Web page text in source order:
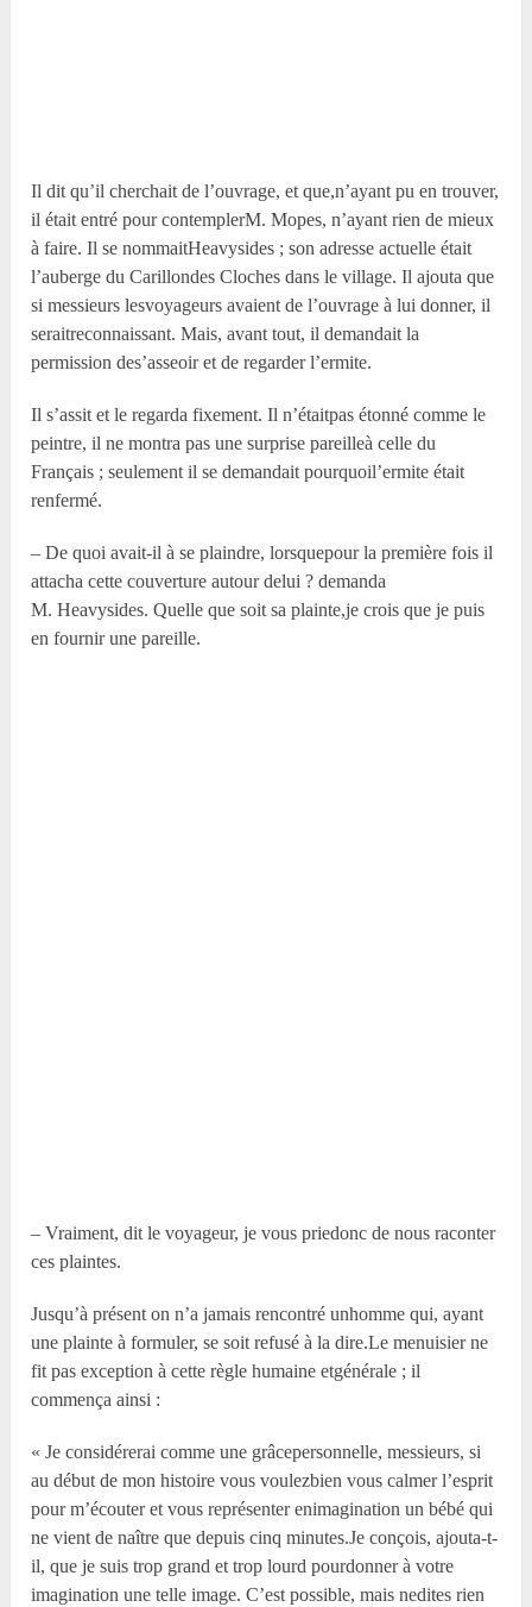
Il dit qu’il cherchait de l’ouvrage, et que,n’ayant pu en trouver,
il était entré pour contemplerM. Mopes, n’ayant rien de mieux
à faire. Il se nommaitHeavysides ; son adresse actuelle était
l’auberge du Carillondes Cloches dans le village. Il ajouta que
si messieurs lesvoyageurs avaient de l’ouvrage à lui donner, il
seraitreconnaissant. Mais, avant tout, il demandait la
permission des’asseoir et de regarder l’ermite.
Il s’assit et le regarda fixement. Il n’étaitpas étonné comme le
peintre, il ne montra pas une surprise pareilleà celle du
Français ; seulement il se demandait pourquoil’ermite était
renfermé.
– De quoi avait-il à se plaindre, lorsquepour la première fois il
attacha cette couverture autour delui ? demanda
M. Heavysides. Quelle que soit sa plainte,je crois que je puis
en fournir une pareille.
– Vraiment, dit le voyageur, je vous priedonc de nous raconter
ces plaintes.
Jusqu’à présent on n’a jamais rencontré unhomme qui, ayant
une plainte à formuler, se soit refusé à la dire.Le menuisier ne
fit pas exception à cette règle humaine etgénérale ; il
commença ainsi :
« Je considérerai comme une grâcepersonnelle, messieurs, si
au début de mon histoire vous voulezbien vous calmer l’esprit
pour m’écouter et vous représenter enimagination un bébé qui
ne vient de naître que depuis cinq minutes.Je conçois, ajouta-t-
il, que je suis trop grand et trop lourd pourdonner à votre
imagination une telle image. C’est possible, mais nedites rien